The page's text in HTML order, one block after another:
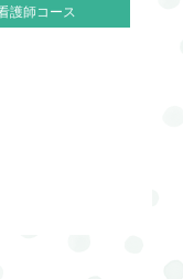
護師コース